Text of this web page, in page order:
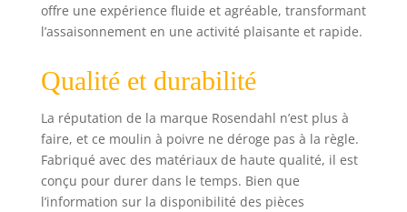
offre une expérience fluide et agréable, transformant
l’assaisonnement en une activité plaisante et rapide.
Qualité et durabilité
La réputation de la marque Rosendahl n’est plus à
faire, et ce moulin à poivre ne déroge pas à la règle.
Fabriqué avec des matériaux de haute qualité, il est
conçu pour durer dans le temps. Bien que
l’information sur la disponibilité des pièces